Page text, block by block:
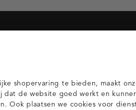
& gilets
shopervaring te bieden, maakt
dat de website goed werkt en
Ook plaatsen we cookies voor